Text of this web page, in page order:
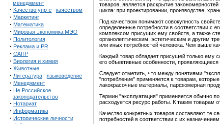
менеджмент
· Качество упр-е качеством
· Маркетинг
· Математика
· Мировая экономика МЭО
· Политология
· Реклама и PR
· САПР
· Биология и химия
· Животные
· Литература языковедение
· Менеджмент
· Не Российское
законодательство
· Нотариат
· Информатика
· Исторические личности
товаров, является раскрытие
цикла: при проектировании, производстве,
Под качеством понимают совокупность
определенные потребности в соответствии с
комплексом присущих ему свойств, а также
органолептическим, эстетическим и другим
или иных потребностей человека. Чем выше
Каждый товар обладает присущей только ему
его объективные особенности,
Следует отметить, что между понятиями
"потребление" применяется к товарам,
лакокрасочные материалы, парфюмерная
Термин "эксплуатация" применяется обычно
расходуется ресурс работы. К таким товарам
Качество конкретных товаров составляют те
потребностей в соответствии с их